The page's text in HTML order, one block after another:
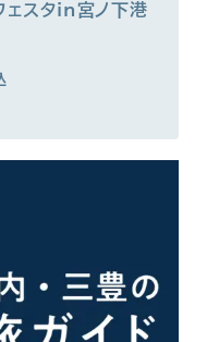
ェスタin宮ノ下港